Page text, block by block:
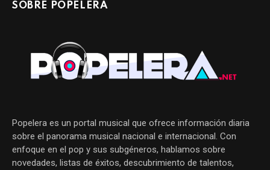
SOBRE POPELERA
Popelera es un portal musical que ofrece información diaria
sobre el panorama musical nacional e internacional. Con
enfoque en el pop y sus subgéneros, hablamos sobre
novedades, listas de éxitos, descubrimiento de talentos,